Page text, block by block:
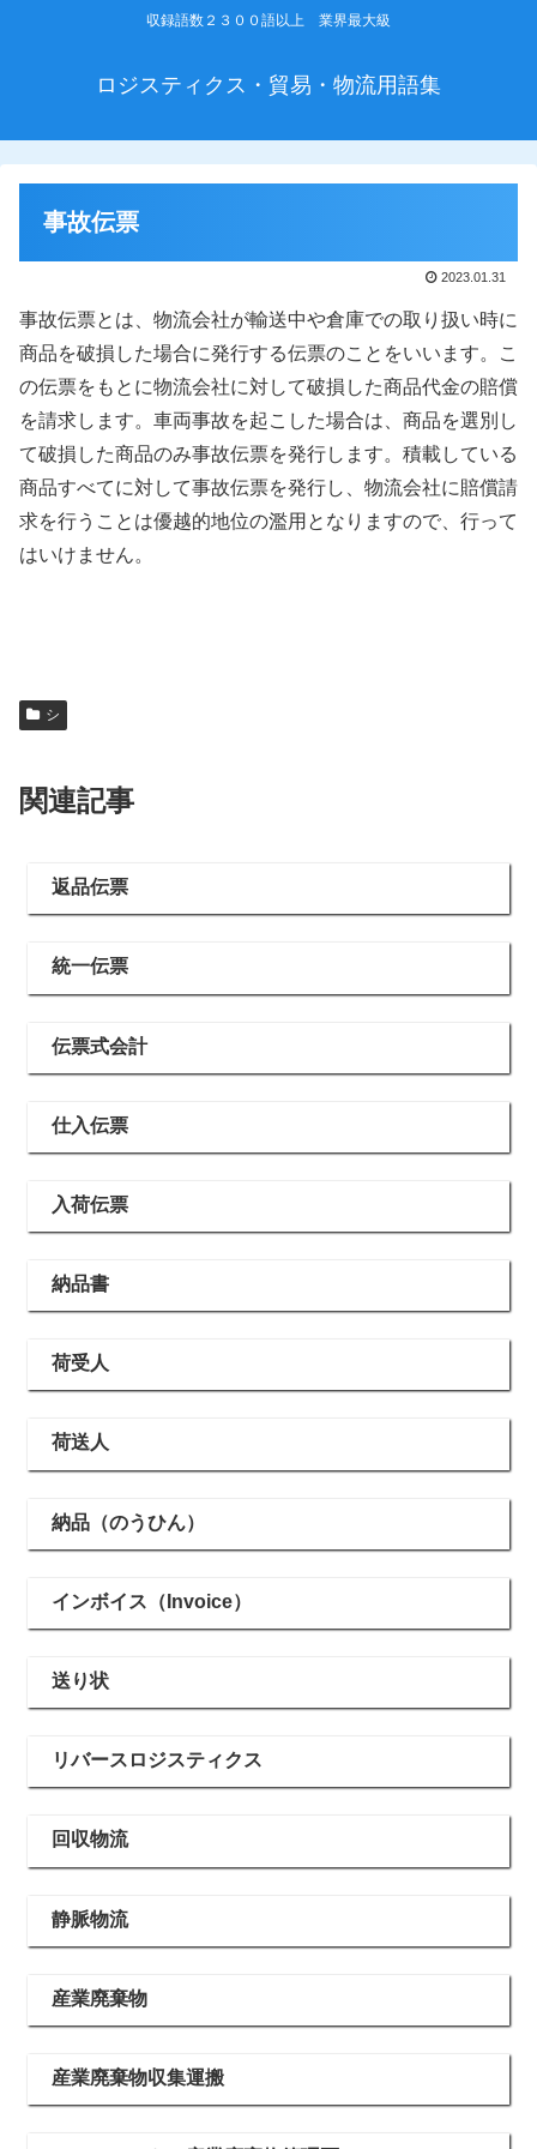
収録語数２３００語以上 業界最大級
ロジスティクス・貿易・物流用語集
事故伝票
2023.01.31
事故伝票とは、物流会社が輸送中や倉庫での取り扱い時に
商品を破損した場合に発行する伝票のことをいいます。こ
の伝票をもとに物流会社に対して破損した商品代金の賠償
を請求します。車両事故を起こした場合は、商品を選別し
て破損した商品のみ事故伝票を発行します。積載している
商品すべてに対して事故伝票を発行し、物流会社に賠償請
求を行うことは優越的地位の濫用となりますので、行って
はいけません。
シ
関連記事
返品伝票
統一伝票
伝票式会計
仕入伝票
入荷伝票
納品書
荷受人
荷送人
納品（のうひん）
インボイス（Invoice）
送り状
リバースロジスティクス
回収物流
静脈物流
産業廃棄物
産業廃棄物収集運搬